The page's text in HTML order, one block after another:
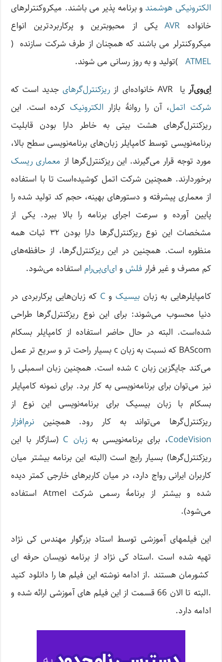
الکترونیکی هوشمند و برنامه پذیر می باشند. میکروکنترلرهای
خانواده AVRیکی از محبوبترین و پرکاربردترین انواع
میکروکنترلر می باشند که همچنان از طرف شرکت سازنده (
ATMEL )تولید و به روز رسانی می شوند.
اِی‌وی‌آر یا AVR خانواده‌ای از ریزکنترل‌گرهای جدید است که
شرکت اتمل، آن را روانهٔ بازار الکترونیک کرده است. این
ریزکنترل‌گرهای هشت بیتی به خاطر دارا بودن قابلیت
برنامه‌نویسی توسط کامپایلر زبان‌های برنامه‌نویسی سطح بالا،
مورد توجه قرار می‌گیرند. این ریزکنترل‌گرها از معماری ریسک
برخوردارند. همچنین شرکت اتمل کوشیده‌است تا با استفاده
از معماری پیشرفته و دستورهای بهینه، حجم کد تولید شده را
پایین آورده و سرعت اجرای برنامه را بالا ببرد. یکی از
مشخصات این نوع ریزکنترل‌گرها دارا بودن ۳۲ ثبات همه
منظوره است. همچنین در این ریزکنترل‌گرها، از حافظه‌های
کم مصرف و غیر فرار فلش و ای‌ای‌پی‌رام استفاده می‌شود.
کامپایلرهایی به زبان بیسیک و C که زبان‌هایی پرکاربردی در
دنیا محسوب می‌شوند: برای این نوع ریزکنترل‌گرها طراحی
شده‌است. البته در حال حاضر استفاده از کامپایلر بسکام
BAScom که نسبت به زبان c بسیار راحت تر و سریع تر عمل
می‌کند جایگزین زبان c شده است. همچنین زبان اسمبلی را
نیز می‌توان برای برنامه‌نویسی به کار برد. برای نمونه کامپایلر
بسکام با زبان بیسیک برای برنامه‌نویسی این نوع از
ریزکنترل‌گرها می‌تواند به کار رود. همچنین نرم‌افزار
CodeVision، برای برنامه‌نویسی بهزبان C
(سازگار با این
ریزکنترل‌گرها) بسیار رایج است (البته این برنامه بیشتر میان
کاربران ایرانی رواج دارد، در میان کاربرهای خارجی کمتر دیده
شده و بیشتر از برنامهٔ رسمی شرکت Atmel استفاده
می‌شود).
این فیلمهای آموزشی توسط استاد بزرگوار مهندس کی نژاد
تهیه شده است .استاد کی نژاد از برنامه نویسان حرفه ای
کشورمان هستند .از ادامه نوشته این فیلم ها را دانلود کنید
.البته تا الان 66 قسمت از این فیلم های آموزشی ارائه شده و
ادامه دارد.